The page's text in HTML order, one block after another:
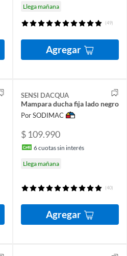
Llega mañana
(49)
Agregar
SENSI DACQUA
Mampara ducha fija lado negro
Por SODIMAC
$ 109.990
6cuotas sin interés
Llega mañana
(40)
Agregar